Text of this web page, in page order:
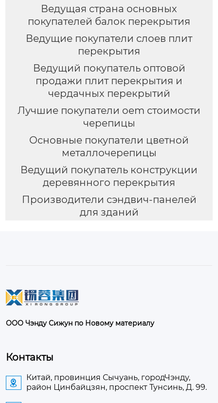
Ведущая страна основных
покупателей балок перекрытия
Ведущие покупатели слоев плит
перекрытия
Ведущий покупатель оптовой
продажи плит перекрытия и
чердачных перекрытий
Лучшие покупатели oem стоимости
черепицы
Основные покупатели цветной
металлочерепицы
Ведущий покупатель конструкции
деревянного перекрытия
Производители сэндвич-панелей
для зданий
ООО Чэнду Сижун по Новому материалу
Контакты

Китай, провинция Сычуань, городЧэнду,
район Цинбайцзян, проспект Тунсинь, Д. 99.